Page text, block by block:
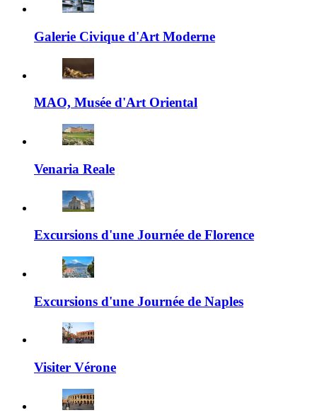
Galerie Civique d'Art Moderne
MAO, Musée d'Art Oriental
Venaria Reale
Excursions d'une Journée de Florence
Excursions d'une Journée de Naples
Visiter Vérone